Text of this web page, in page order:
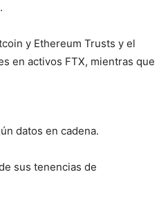
y Ethereum Trusts y el
en activos FTX, mientras que
datos en cadena.
sus tenencias de